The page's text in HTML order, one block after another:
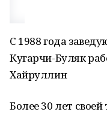
С 1988 года
Кугарчи-Буляк
Хайруллин
Более 30 лет